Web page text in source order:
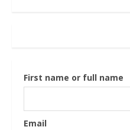
First name or full name
Email